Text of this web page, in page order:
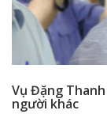
Vụ Đặng
người khác